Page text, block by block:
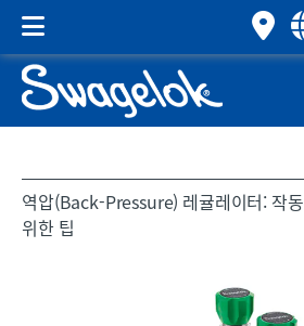
역압(Back-Pressure) 레귤레이터: 작
위한 팁